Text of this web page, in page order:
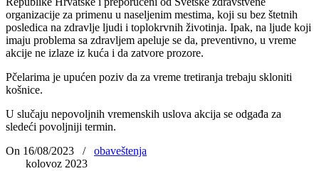
organizacije za primenu u naseljenim mestima, koji su bez štetnih
posledica na zdravlje ljudi i toplokrvnih životinja. Ipak, na ljude koji
imaju problema sa zdravljem apeluje se da, preventivno, u vreme
akcije ne izlaze iz kuća i da zatvore prozore.
Pčelarima je upućen poziv da za vreme tretiranja trebaju skloniti
košnice.
U slučaju nepovoljnih vremenskih uslova akcija se odgađa za
sledeći povoljniji termin.
On 16/08/2023
/
obaveštenja
kolovoz 2023